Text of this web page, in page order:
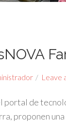
Leave
portal de
proponen